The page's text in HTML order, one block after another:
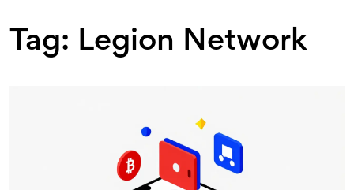
Tag: Legion Network